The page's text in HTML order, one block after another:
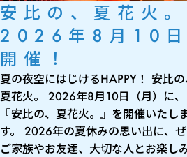
安比の、夏花火。
2026年8月10日
開催！
夏の夜空にはじけるHAPPY！ 安比の
夏花火。 2026年8月10日（月）に、
『安比の、夏花火。』を開催いたし
す。 2026年の夏休みの思い出に、
ご家族やお友達、大切な人とお楽し